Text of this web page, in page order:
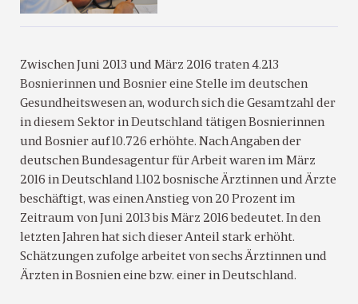
Zwischen Juni 2013 und März 2016 traten 4.213
Bosnierinnen und Bosnier eine Stelle im deutschen
Gesundheitswesen an, wodurch sich die Gesamtzahl der
in diesem Sektor in Deutschland tätigen Bosnierinnen
und Bosnier auf 10.726 erhöhte. Nach Angaben der
deutschen Bundesagentur für Arbeit waren im März
2016 in Deutschland 1.102 bosnische Ärztinnen und Ärzte
beschäftigt, was einen Anstieg von 20 Prozent im
Zeitraum von Juni 2013 bis März 2016 bedeutet. In den
letzten Jahren hat sich dieser Anteil stark erhöht.
Schätzungen zufolge arbeitet von sechs Ärztinnen und
Ärzten in Bosnien eine bzw. einer in Deutschland.